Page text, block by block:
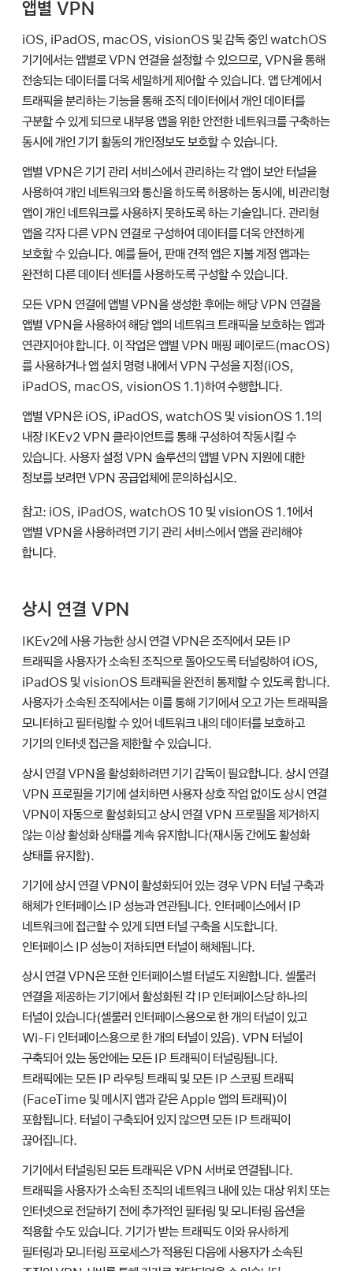
앱별 VPN
iOS, iPadOS, macOS, visionOS 및 감독 중인 watchOS
기기에서는 앱별로 VPN 연결을 설정할 수 있으므로, VPN을 통해
전송되는 데이터를 더욱 세밀하게 제어할 수 있습니다. 앱 단계에서
트래픽을 분리하는 기능을 통해 조직 데이터에서 개인 데이터를
구분할 수 있게 되므로 내부용 앱을 위한 안전한 네트워크를 구축하는
동시에 개인 기기 활동의 개인정보도 보호할 수 있습니다.
앱별 VPN은 기기 관리 서비스에서 관리하는 각 앱이 보안 터널을
사용하여 개인 네트워크와 통신을 하도록 허용하는 동시에, 비관리형
앱이 개인 네트워크를 사용하지 못하도록 하는 기술입니다. 관리형
앱을 각자 다른 VPN 연결로 구성하여 데이터를 더욱 안전하게
보호할 수 있습니다. 예를 들어, 판매 견적 앱은 지불 계정 앱과는
완전히 다른 데이터 센터를 사용하도록 구성할 수 있습니다.
모든 VPN 연결에 앱별 VPN을 생성한 후에는 해당 VPN 연결을
앱별 VPN을 사용하여 해당 앱의 네트워크 트래픽을 보호하는 앱과
연관지어야 합니다. 이 작업은 앱별 VPN 매핑 페이로드(macOS)
를 사용하거나 앱 설치 명령 내에서 VPN 구성을 지정(iOS,
iPadOS, macOS, visionOS 1.1)하여 수행합니다.
앱별 VPN은 iOS, iPadOS, watchOS 및visionOS 1.1의
내장 IKEv2 VPN 클라이언트를 통해 구성하여 작동시킬 수
있습니다. 사용자 설정 VPN 솔루션의 앱별 VPN 지원에 대한
정보를 보려면 VPN 공급업체에 문의하십시오.
참고: iOS, iPadOS, watchOS 10 및visionOS 1.1에서
앱별 VPN을 사용하려면 기기 관리 서비스에서 앱을 관리해야
합니다.
상시 연결 VPN
IKEv2에 사용 가능한 상시 연결 VPN은 조직에서 모든 IP
트래픽을 사용자가 소속된 조직으로 돌아오도록 터널링하여 iOS,
iPadOS 및 visionOS 트래픽을 완전히 통제할 수 있도록 합니다.
사용자가 소속된 조직에서는 이를 통해 기기에서 오고 가는 트래픽을
모니터하고 필터링할 수 있어 네트워크 내의 데이터를 보호하고
기기의 인터넷 접근을 제한할 수 있습니다.
상시 연결 VPN을 활성화하려면 기기 감독이 필요합니다. 상시 연결
VPN 프로필을 기기에 설치하면 사용자 상호 작업 없이도 상시 연결
VPN이 자동으로 활성화되고 상시 연결 VPN 프로필을 제거하지
않는 이상 활성화 상태를 계속 유지합니다(재시동 간에도 활성화
상태를 유지함).
기기에 상시 연결 VPN이 활성화되어 있는 경우 VPN 터널 구축과
해체가 인터페이스 IP 성능과 연관됩니다. 인터페이스에서 IP
네트워크에 접근할 수 있게 되면 터널 구축을 시도합니다.
인터페이스 IP 성능이 저하되면 터널이 해체됩니다.
상시 연결 VPN은 또한 인터페이스별 터널도 지원합니다. 셀룰러
연결을 제공하는 기기에서 활성화된 각 IP 인터페이스당 하나의
터널이 있습니다(셀룰러 인터페이스용으로 한 개의 터널이 있고
Wi-Fi 인터페이스용으로 한 개의 터널이 있음). VPN 터널이
구축되어 있는 동안에는 모든 IP 트래픽이 터널링됩니다.
트래픽에는 모든 IP 라우팅 트래픽 및 모든 IP 스코핑 트래픽
(FaceTime 및 메시지 앱과 같은 Apple 앱의 트래픽)이
포함됩니다. 터널이 구축되어 있지 않으면 모든 IP 트래픽이
끊어집니다.
기기에서 터널링된 모든 트래픽은 VPN 서버로 연결됩니다.
트래픽을 사용자가 소속된 조직의 네트워크 내에 있는 대상 위치 또는
인터넷으로 전달하기 전에 추가적인 필터링 및 모니터링 옵션을
적용할 수도 있습니다. 기기가 받는 트래픽도 이와 유사하게
필터링과 모니터링 프로세스가 적용된 다음에 사용자가 소속된